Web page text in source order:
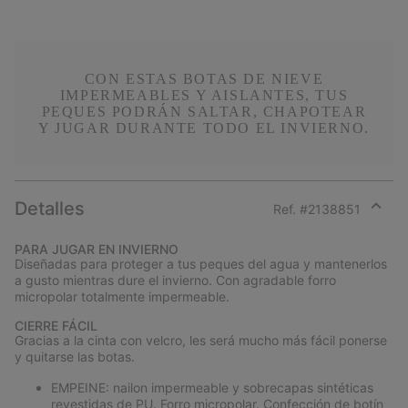
CON ESTAS BOTAS DE NIEVE
IMPERMEABLES Y AISLANTES, TUS
PEQUES PODRÁN SALTAR, CHAPOTEAR
Y JUGAR DURANTE TODO EL INVIERNO.
Detalles Ref. #2138851
section
PARA JUGAR EN INVIERNO
Diseñadas para proteger a tus peques del agua y mantenerlos
a gusto mientras dure el invierno. Con agradable forro
micropolar totalmente impermeable.
CIERRE FÁCIL
Gracias a la cinta con velcro, les será mucho más fácil ponerse
y quitarse las botas.
EMPEINE: nailon impermeable y sobrecapas sintéticas
revestidas de PU. Forro micropolar. Confección de botín